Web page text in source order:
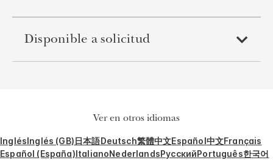
Disponible a solicitud
Ver en otros idiomas
InglésInglés (GB)日本語Deutsch繁體中文Español中文Français
Español (España)ItalianoNederlandsРусскийPortuguês한국어